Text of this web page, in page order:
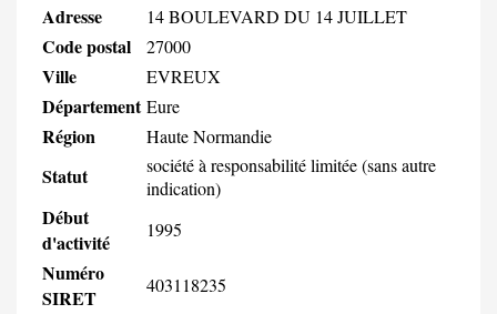
Adresse 14 BOULEVARD DU 14 JUILLET
Code postal 27000
Ville EVREUX
Département Eure
Région Haute Normandie
Statut
société à responsabilité limitée (sans autre
indication)
Début
d'activité
1995
Numéro
SIRET
403118235